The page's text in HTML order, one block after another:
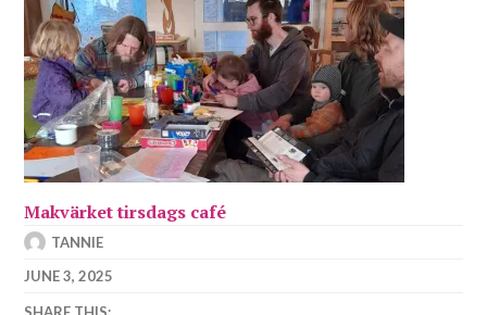
Makvärket tirsdags café
TANNIE
JUNE 3, 2025